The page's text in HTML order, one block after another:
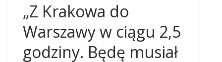
„Z Krakowa do
Warszawy w ciągu 2,5
godziny. Będę musiał